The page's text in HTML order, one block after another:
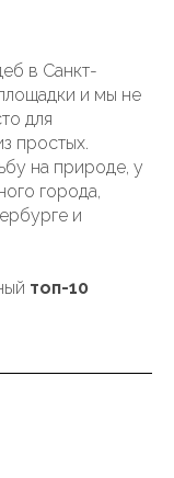
в Санкт-
и мы не
для
простых.
на природе, у
города,
и
топ-10